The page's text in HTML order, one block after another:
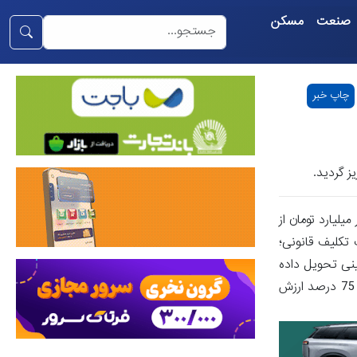
صنعت مسکن
چاپ خبر
با تأمین اعتبار سازمان برنامه و قرار دارای بودجه کشور از محل منابع قرار دارای بودجه عمومی، 50 هزار میلیارد تومان از
کشاورزان واریز گردد.تاخیر 5 ماهه در اجرای یک تکلیف قانونی؛
مباشرین خرید تضمینی تحویل داده
اند از واریزی اخیر برخوردار می شوند.شایان ذکر هست، از محل اعتبارات خرید تضمینی گندم در سالجاری تاکنون 115 هزار میلیارد تومان معادل 75 درصد ارزش